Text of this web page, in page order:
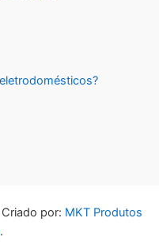
por: MKT Produtos
.